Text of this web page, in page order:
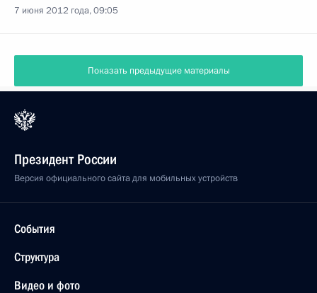
7 июня 2012 года, 09:05
Показать предыдущие материалы
Президент России
Версия официального сайта для мобильных устройств
События
Структура
Видео и фото